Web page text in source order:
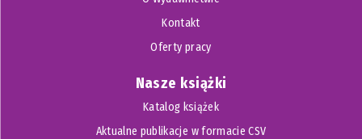
Kontakt
Oferty pracy
Nasze książki
Katalog książek
Aktualne publikacje w formacie CSV